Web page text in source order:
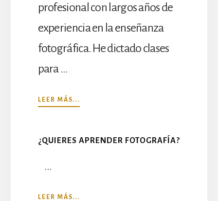
profesional con largos años de
experiencia en la enseñanza
fotográfica. He dictado clases
para …
LEER MÁS...
DE
¿QUIERES APRENDER FOTOGRAFÍA?
…
LEER MÁS...